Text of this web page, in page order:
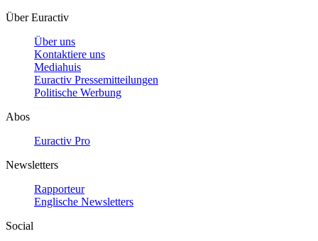
Über Euractiv
Über uns
Kontaktiere uns
Mediahuis
Euractiv Pressemitteilungen
Politische Werbung
Abos
Euractiv Pro
Newsletters
Rapporteur
Englische Newsletters
Social